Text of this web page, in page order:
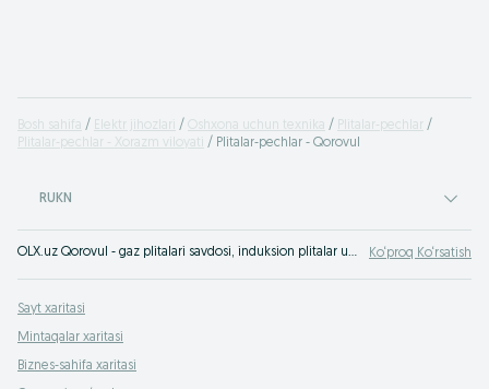
Bosh sahifa Elektr jihozlari Oshxona uchun texnika
Plitalar-pechlar
Plitalar-pechlar - Xorazm viloyati
Plitalar-pechlar - Qorovul
RUKN
OLX.uz Qorovul - gaz plitalari savdosi, induksion plitalar uchun eng yaxshi narxlar. Bizda sifatli oshxona plitalarini tez va qulay xarid qilish mumkin Qorovul. OLXga (avvalgi Torg) kiring va o‘zingiz guvoh bo‘ling! Ko‘proq Ko‘rsatish
Sayt xaritasi
Mintaqalar xaritasi
Biznes-sahifa xaritasi